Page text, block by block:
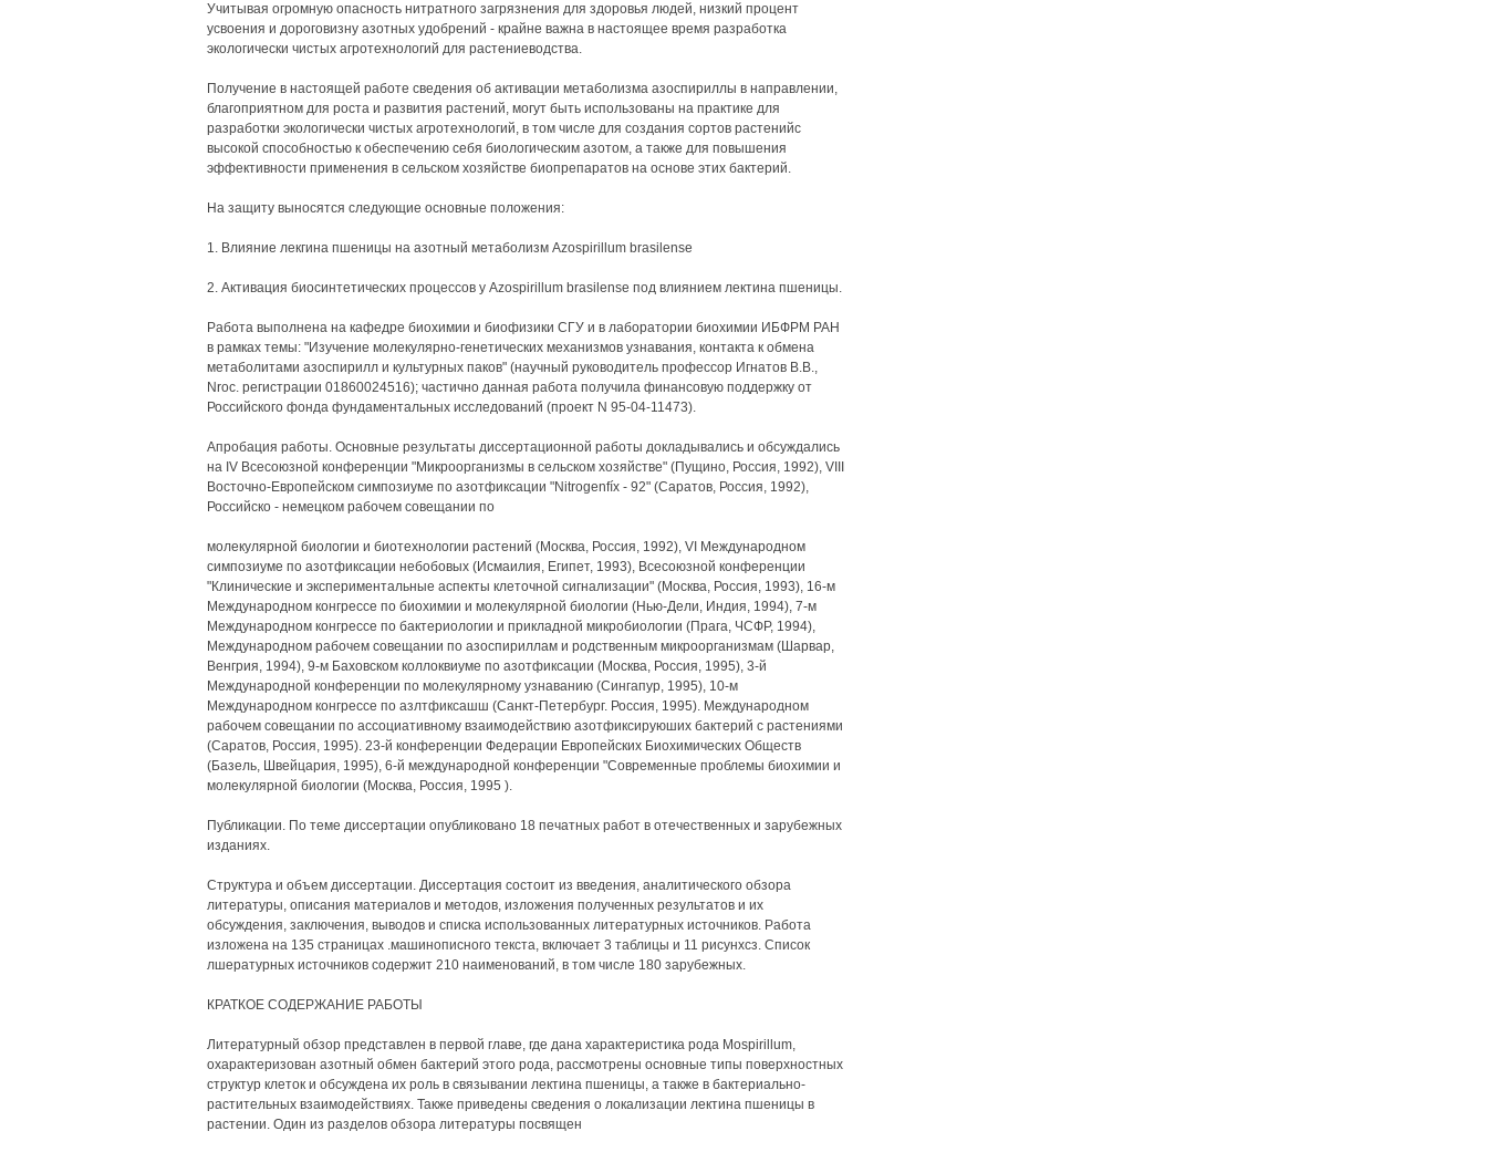
Учитывая огромную опасность нитратного загрязнения для здоровья людей, низкий процент
усвоения и дороговизну азотных удобрений - крайне важна в настоящее время разработка
экологически чистых агротехнологий для растениеводства.
Получение в настоящей работе сведения об активации метаболизма азоспириллы в направлении,
благоприятном для роста и развития растений, могут быть использованы на практике для
разработки экологически чистых агротехнологий, в том числе для создания сортов растенийс
высокой способностью к обеспечению себя биологическим азотом, а также для повышения
эффективности применения в сельском хозяйстве биопрепаратов на основе этих бактерий.
На защиту выносятся следующие основные положения:
1. Влияние лекгина пшеницы на азотный метаболизм Azospirillum brasilense
2. Активация биосинтетических процессов у Azospirillum brasilense под влиянием лектина пшеницы.
Работа выполнена на кафедре биохимии и биофизики СГУ и в лаборатории биохимии ИБФРМ РАН
в рамках темы: "Изучение молекулярно-генетических механизмов узнавания, контакта к обмена
метаболитами азоспирилл и культурных паков" (научный руководитель профессор Игнатов В.В.,
Nroc. регистрации 01860024516); частично данная работа получила финансовую поддержку от
Российского фонда фундаментальных исследований (проект N 95-04-11473).
Апробация работы. Основные результаты диссертационной работы докладывались и обсуждались
на IV Всесоюзной конференции "Микроорганизмы в сельском хозяйстве" (Пущино, Россия, 1992), VIII
Восточно-Европейском симпозиуме по азотфиксации "Nitrogenfíx - 92" (Саратов, Россия, 1992),
Российско - немецком рабочем совещании по
молекулярной биологии и биотехнологии растений (Москва, Россия, 1992), VI Международном
симпозиуме по азотфиксации небобовых (Исмаилия, Египет, 1993), Всесоюзной конференции
"Клинические и экспериментальные аспекты клеточной сигнализации" (Москва, Россия, 1993), 16-м
Международном конгрессе по биохимии и молекулярной биологии (Нью-Дели, Индия, 1994), 7-м
Международном конгрессе по бактериологии и прикладной микробиологии (Прага, ЧСФР, 1994),
Международном рабочем совещании по азоспириллам и родственным микроорганизмам (Шарвар,
Венгрия, 1994), 9-м Баховском коллоквиуме по азотфиксации (Москва, Россия, 1995), 3-й
Международной конференции по молекулярному узнаванию (Сингапур, 1995), 10-м
Международном конгрессе по азлтфиксашш (Санкт-Петербург. Россия, 1995). Международном
рабочем совещании по ассоциативному взаимодействию азотфиксируюших бактерий с растениями
(Саратов, Россия, 1995). 23-й конференции Федерации Европейских Биохимических Обществ
(Базель, Швейцария, 1995), 6-й международной конференции "Современные проблемы биохимии и
молекулярной биологии (Москва, Россия, 1995 ).
Публикации. По теме диссертации опубликовано 18 печатных работ в отечественных и зарубежных
изданиях.
Структура и объем диссертации. Диссертация состоит из введения, аналитического обзора
литературы, описания материалов и методов, изложения полученных результатов и их
обсуждения, заключения, выводов и списка использованных литературных источников. Работа
изложена на 135 страницах .машинописного текста, включает 3 таблицы и 11 рисунхсз. Список
лшературных источников содержит 210 наименований, в том числе 180 зарубежных.
КРАТКОЕ СОДЕРЖАНИЕ РАБОТЫ
Литературный обзор представлен в первой главе, где дана характеристика рода Mospirillum,
охарактеризован азотный обмен бактерий этого рода, рассмотрены основные типы поверхностных
структур клеток и обсуждена их роль в связывании лектина пшеницы, а также в бактериально-
растительных взаимодействиях. Также приведены сведения о локализации лектина пшеницы в
растении. Один из разделов обзора литературы посвящен